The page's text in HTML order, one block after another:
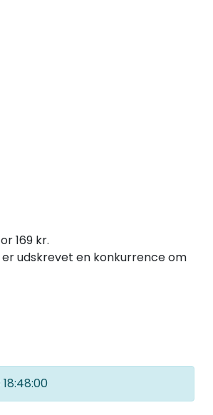
169 kr.
udskrevet en konkurrence om